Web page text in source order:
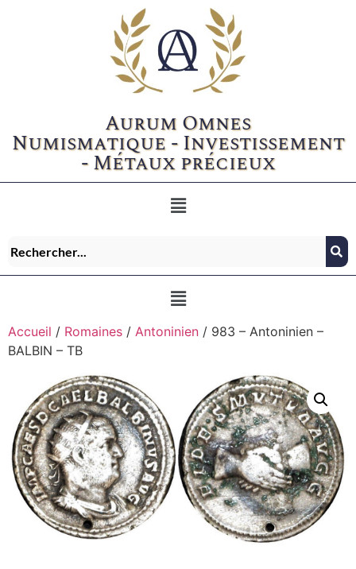
Aurum Omnes
Numismatique - Investissement
- Métaux précieux
Accueil / Romaines / Antoninien / 983 – Antoninien –
BALBIN – TB